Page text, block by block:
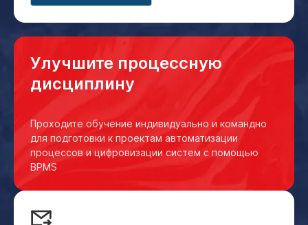
Улучшите процессную
дисциплину
Проходите обучение индивидуально и командно
для подготовки к проектам автоматизации
процессов и цифровизации систем с помощью
BPMS